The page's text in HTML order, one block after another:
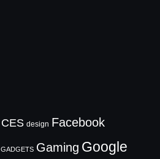
CES design Facebook
GADGETS Gaming Google